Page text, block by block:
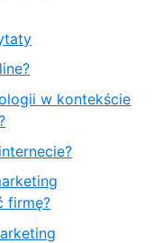
w kontekście
firmę?